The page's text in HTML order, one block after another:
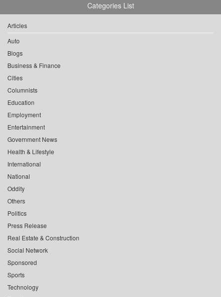
Categories List
Articles
Auto
Blogs
Business & Finance
Cities
Columnists
Education
Employment
Entertainment
Government News
Health & Lifestyle
International
National
Oddity
Others
Politics
Press Release
Real Estate & Construction
Social Network
Sponsored
Sports
Technology